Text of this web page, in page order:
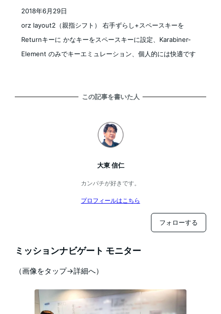
orz layout2（親指シフト） 右手ずらし+スペースキーを
Returnキーに かなキーをスペースキーに設定、Karabiner-
Element のみでキーエミュレーション、個人的には快適です
2018年6月29日
この記事を書いた人
大東 信仁
カンパチが好きです。
プロフィールはこちら
フォローする
ミッションナビゲート モニター
（画像をタップ→詳細へ）